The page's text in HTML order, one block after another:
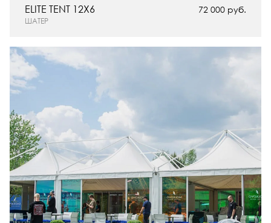
72 000 руб.
ШАТЕР
ELITE TENT 12X6